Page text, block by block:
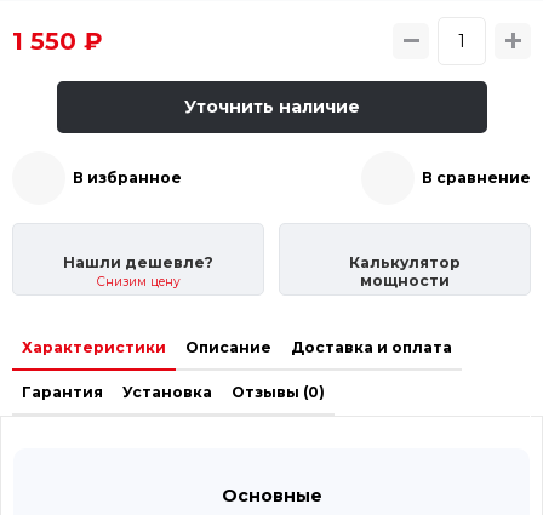
1 550 ₽
Уточнить наличие
В избранное В сравнение
Нашли дешевле?
Снизим цену
Калькулятор
мощности
Характеристики Описание Доставка и оплата
Гарантия Установка Отзывы (0)
Основные